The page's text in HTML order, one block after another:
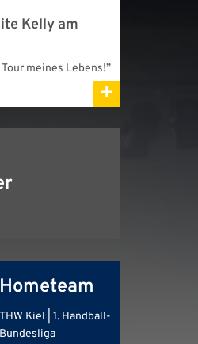
Kelly am
Tour meines Lebens!”
+
Hometeam
THW Kiel | 1. Handball-
Bundesliga